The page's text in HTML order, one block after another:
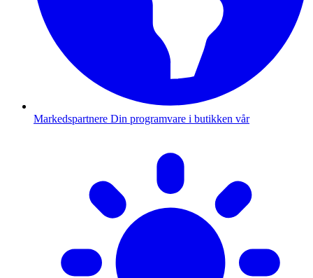
Markedspartnere Din programvare i butikken vår